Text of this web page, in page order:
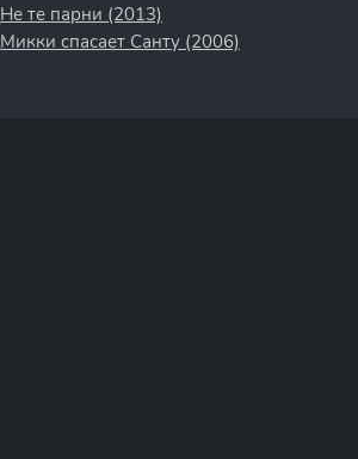
Не те парни (2013)
Микки спасает Санту (2006)